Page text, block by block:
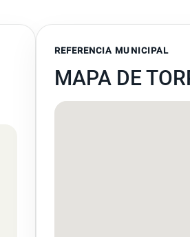
REFERENCIA MUNICIPAL
MAPA DE